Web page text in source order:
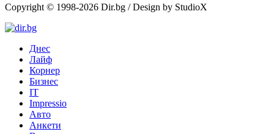
Copyright © 1998-2026 Dir.bg / Design by StudioX
Днес
Лайф
Корнер
Бизнес
IT
Impressio
Авто
Анкети